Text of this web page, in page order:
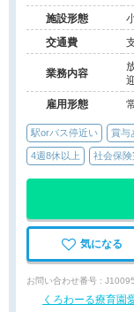
施設形態
交通費
業務内容
雇用形態
駅orバス停近い 賞与
4週8休以上 社会保険
気になる
お問い合わせ番号 :
くろわーる療育園